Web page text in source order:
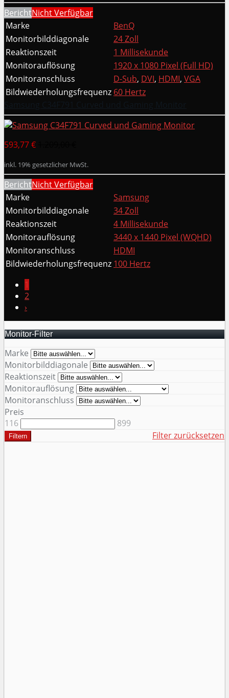
BerichtNicht Verfügbar
Marke
BenQ
Monitorbilddiagonale
24 Zoll
Reaktionszeit
1 Millisekunde
Monitorauflösung
1920 x 1080 Pixel (Full HD)
Monitoranschluss
D-Sub, DVI, HDMI, VGA
Bildwiederholungsfrequenz 60 Hertz
593,77 €
inkl. 19% gesetzlicher MwSt.
BerichtNicht Verfügbar
Marke
Samsung
Monitorbilddiagonale
34 Zoll
Reaktionszeit
4 Millisekunde
Monitorauflösung
3440 x 1440 Pixel (WQHD)
Monitoranschluss
HDMI
Bildwiederholungsfrequenz 100 Hertz
1
2
›
Monitor-Filter
Marke
Monitorbilddiagonale
Reaktionszeit
Monitorauflösung
Monitoranschluss
Preis
116
899
Filter zurücksetzen
Filtern